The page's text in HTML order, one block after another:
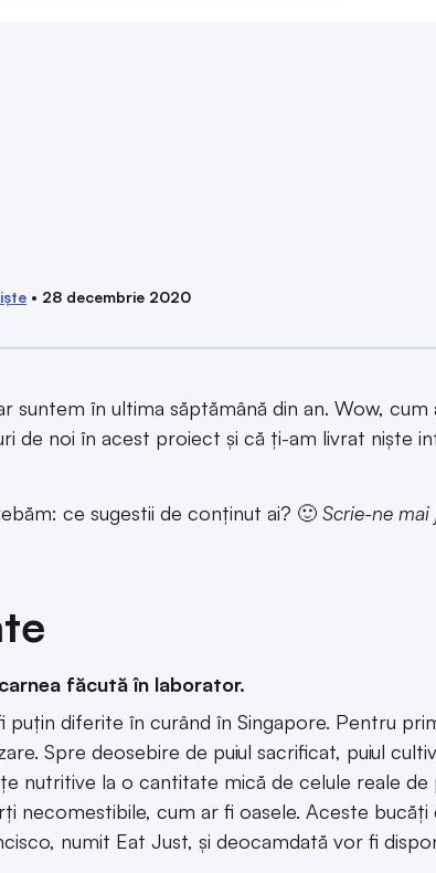
• 28 decembrie 2020
suntem în ultima săptămână din an. Wow,
de noi în acest proiect și că ți-am livrat niște
ce sugestii de conținut ai? 🙂 Scrie-ne mai
făcută în laborator.
puțin diferite în curând în Singapore. Pentru
Spre deosebire de puiul sacrificat, puiul
nutritive la o cantitate mică de celule reale
necomestibile, cum ar fi oasele. Aceste
numit Eat Just, și deocamdată vor fi